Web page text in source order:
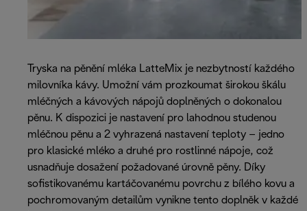
Tryska na pěnění mléka LatteMix je nezbytností každého
milovníka kávy. Umožní vám prozkoumat širokou škálu
mléčných a kávových nápojů doplněných o dokonalou
pěnu. K dispozici je nastavení pro lahodnou studenou
mléčnou pěnu a 2 vyhrazená nastavení teploty – jedno
pro klasické mléko a druhé pro rostlinné nápoje, což
usnadňuje dosažení požadované úrovně pěny. Díky
sofistikovanému kartáčovanému povrchu z bílého kovu a
pochromovaným detailům vynikne tento doplněk v každé